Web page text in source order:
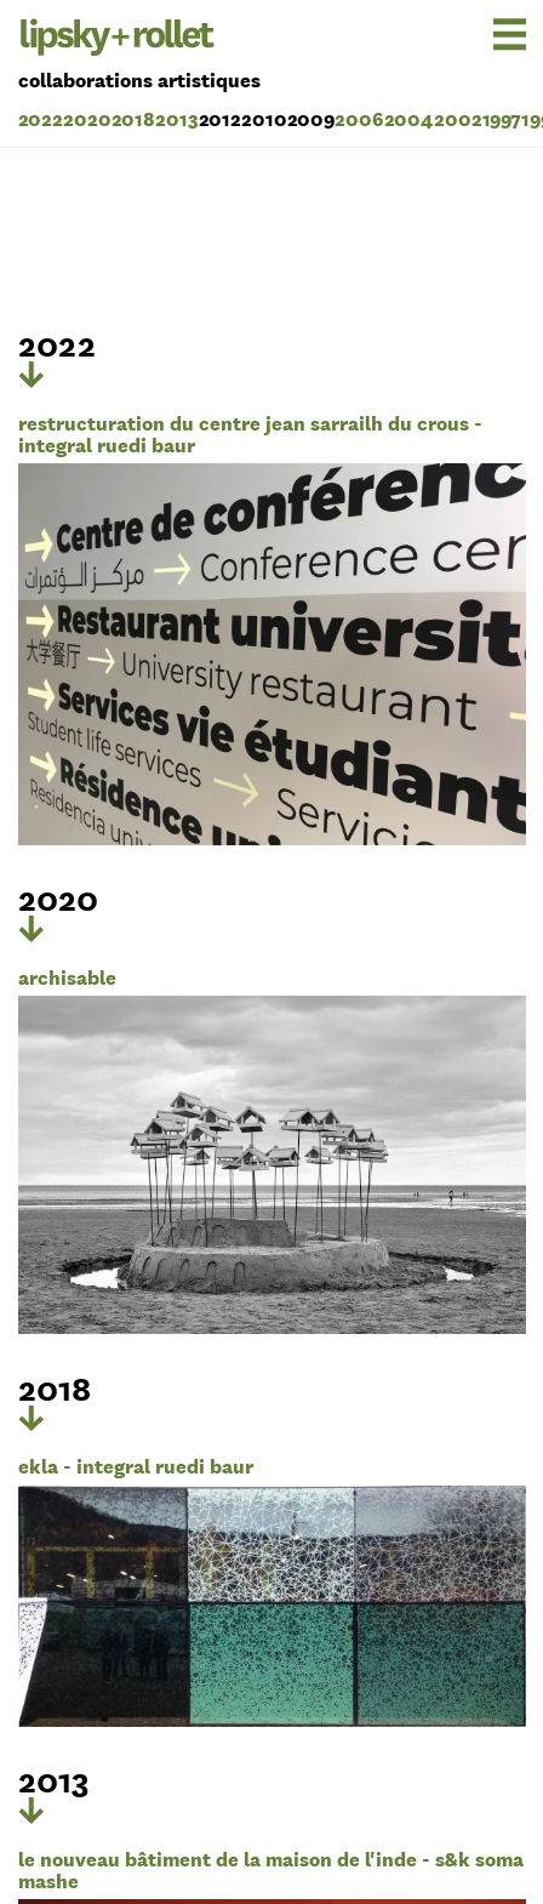
collaborations artistiques
20222020201820132012201020092006200420021997
2022
restructuration du centre jean sarrailh du crous -
integral ruedi baur
2020
archisable
2018
ekla - integral ruedi baur
2013
le nouveau bâtiment de la maison de l'inde - s&k soma
mashe